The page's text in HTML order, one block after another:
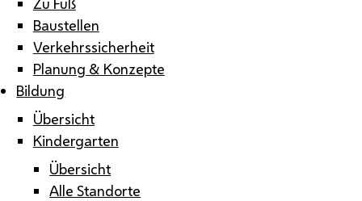
Baustellen
Verkehrssicherheit
Planung & Konzepte
Bildung
Übersicht
Kindergarten
Übersicht
Alle Standorte